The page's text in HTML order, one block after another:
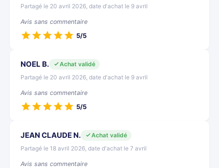
Partagé le 20 avril 2026, date d'achat le 9 avril
Avis sans commentaire
5/5
NOEL B.
Achat validé
Partagé le 20 avril 2026, date d'achat le 9 avril
Avis sans commentaire
5/5
JEAN CLAUDE N.
Achat validé
Partagé le 18 avril 2026, date d'achat le 7 avril
Avis sans commentaire